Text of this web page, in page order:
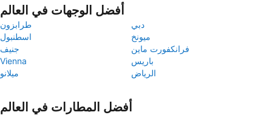
أفضل الوجهات في العالم
طرابزون
دبي
اسطنبول
ميونخ
جنيف
فرانكفورت ماين
Vienna
باريس
ميلانو
الرياض
أفضل المطارات في العالم